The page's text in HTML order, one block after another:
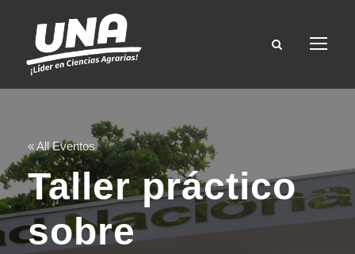
« All Eventos
Taller práctico
sobre